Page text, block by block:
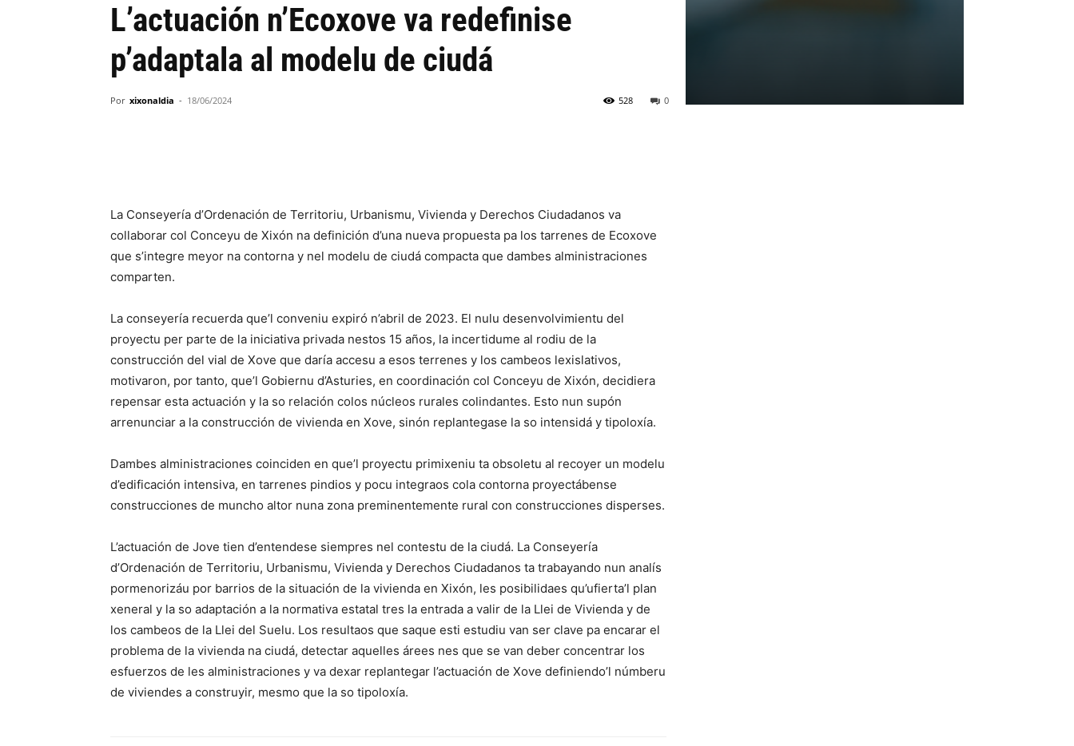
L’actuación n’Ecoxove va redefinise
p’adaptala al modelu de ciudá
Por xixonaldia - 18/06/2024 0
528
La Conseyería d’Ordenación de Territoriu, Urbanismu, Vivienda y Derechos Ciudadanos va
collaborar col Conceyu de Xixón na definición d’una nueva propuesta pa los tarrenes de Ecoxove
que s’integre meyor na contorna y nel modelu de ciudá compacta que dambes alministraciones
comparten.
La conseyería recuerda que’l conveniu expiró n’abril de 2023. El nulu desenvolvimientu del
proyectu per parte de la iniciativa privada nestos 15 años, la incertidume al rodiu de la
construcción del vial de Xove que daría accesu a esos terrenes y los cambeos lexislativos,
motivaron, por tanto, que’l Gobiernu d’Asturies, en coordinación col Conceyu de Xixón, decidiera
repensar esta actuación y la so relación colos núcleos rurales colindantes. Esto nun supón
arrenunciar a la construcción de vivienda en Xove, sinón replantegase la so intensidá y tipoloxía.
Dambes alministraciones coinciden en que’l proyectu primixeniu ta obsoletu al recoyer un modelu
d’edificación intensiva, en tarrenes pindios y pocu integraos cola contorna proyectábense
construcciones de muncho altor nuna zona preminentemente rural con construcciones disperses.
L’actuación de Jove tien d’entendese siempres nel contestu de la ciudá. La Conseyería
d’Ordenación de Territoriu, Urbanismu, Vivienda y Derechos Ciudadanos ta trabayando nun analís
pormenorizáu por barrios de la situación de la vivienda en Xixón, les posibilidaes qu’ufierta’l plan
xeneral y la so adaptación a la normativa estatal tres la entrada a valir de la Llei de Vivienda y de
los cambeos de la Llei del Suelu. Los resultaos que saque esti estudiu van ser clave pa encarar el
problema de la vivienda na ciudá, detectar aquelles árees nes que se van deber concentrar los
esfuerzos de les alministraciones y va dexar replantegar l’actuación de Xove definiendo’l númberu
de viviendes a construyir, mesmo que la so tipoloxía.